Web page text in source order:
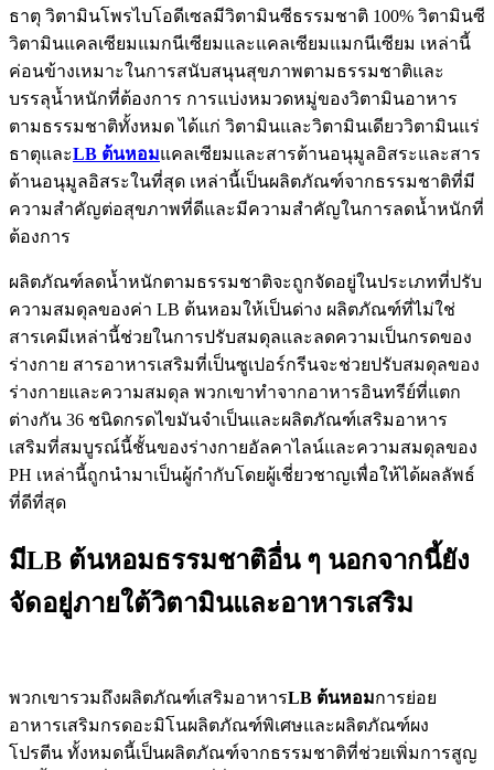
ธาตุ วิตามินโพรไบโอดีเซลมีวิตามินซีธรรมชาติ 100% วิตามินซี
วิตามินแคลเซียมแมกนีเซียมและแคลเซียมแมกนีเซียม เหล่านี้
ค่อนข้างเหมาะในการสนับสนุนสุขภาพตามธรรมชาติและ
บรรลุน้ำหนักที่ต้องการ การแบ่งหมวดหมู่ของวิตามินอาหาร
ตามธรรมชาติทั้งหมด ได้แก่ วิตามินและวิตามินเดียววิตามินแร่
ธาตุและLB ต้นหอมแคลเซียมและสารต้านอนุมูลอิสระและสาร
ต้านอนุมูลอิสระในที่สุด เหล่านี้เป็นผลิตภัณฑ์จากธรรมชาติที่มี
ความสำคัญต่อสุขภาพที่ดีและมีความสำคัญในการลดน้ำหนักที่
ต้องการ
ผลิตภัณฑ์ลดน้ำหนักตามธรรมชาติจะถูกจัดอยู่ในประเภทที่ปรับ
ความสมดุลของค่า LB ต้นหอมให้เป็นด่าง ผลิตภัณฑ์ที่ไม่ใช่
สารเคมีเหล่านี้ช่วยในการปรับสมดุลและลดความเป็นกรดของ
ร่างกาย สารอาหารเสริมที่เป็นซูเปอร์กรีนจะช่วยปรับสมดุลของ
ร่างกายและความสมดุล พวกเขาทำจากอาหารอินทรีย์ที่แตก
ต่างกัน 36 ชนิดกรดไขมันจำเป็นและผลิตภัณฑ์เสริมอาหาร
เสริมที่สมบูรณ์นี้ชั้นของร่างกายอัลคาไลน์และความสมดุลของ
PH เหล่านี้ถูกนำมาเป็นผู้กำกับโดยผู้เชี่ยวชาญเพื่อให้ได้ผลลัพธ์
ที่ดีที่สุด
มีLB ต้นหอมธรรมชาติอื่น ๆ นอกจากนี้ยัง
จัดอยู่ภายใต้วิตามินและอาหารเสริม
พวกเขารวมถึงผลิตภัณฑ์เสริมอาหารLB ต้นหอมการย่อย
อาหารเสริมกรดอะมิโนผลิตภัณฑ์พิเศษและผลิตภัณฑ์ผง
โปรตีน ทั้งหมดนี้เป็นผลิตภัณฑ์จากธรรมชาติที่ช่วยเพิ่มการสูญ